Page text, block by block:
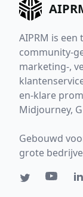
AIPRM is
community-
marketing-,
en-klare
Midjourney,
Gebouwd
grote